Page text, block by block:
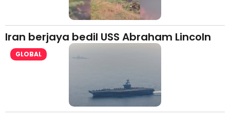
Iran berjaya bedil USS Abraham Lincoln
GLOBAL